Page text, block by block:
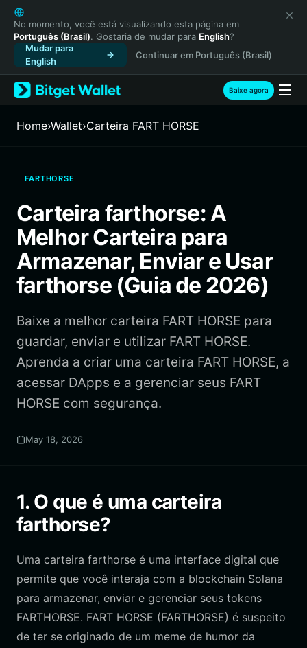
English
日本語
Tiếng Việt
Русский
Español (Latinoamérica)
Türkçe
Français
繁體中文
Bahasa Indonesia
ภาษาไทย
Español
Português (Brasil)
No momento, você está visualizando esta página em
Português (Brasil). Gostaria de mudar para English?
Mudar para
English
Continuar em Português (Brasil)
Baixe agora
Home›Wallet›Carteira FART HORSE
FARTHORSE
Carteira farthorse: A
Melhor Carteira para
Armazenar, Enviar e Usar
farthorse (Guia de 2026)
Baixe a melhor carteira FART HORSE para
guardar, enviar e utilizar FART HORSE.
Aprenda a criar uma carteira FART HORSE, a
acessar DApps e a gerenciar seus FART
HORSE com segurança.
May 18, 2026
1. O que é uma carteira
farthorse?
Uma carteira farthorse é uma interface digital que
permite que você interaja com a blockchain Solana
para armazenar, enviar e gerenciar seus tokens
FARTHORSE. FART HORSE (FARTHORSE) é suspeito
de ter se originado de um meme de humor da